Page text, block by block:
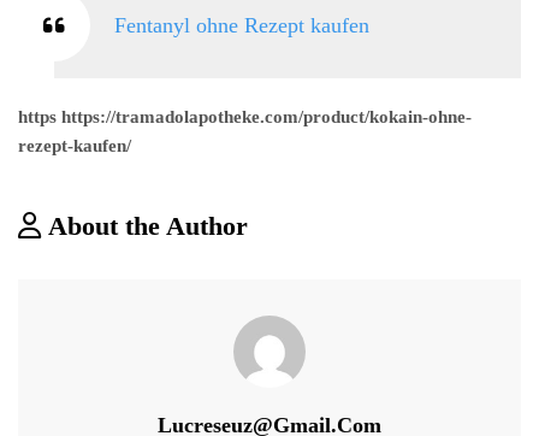
Fentanyl ohne Rezept kaufen
https https://tramadolapotheke.com/product/kokain-ohne-
rezept-kaufen/
About the Author
Lucreseuz@gmail.com